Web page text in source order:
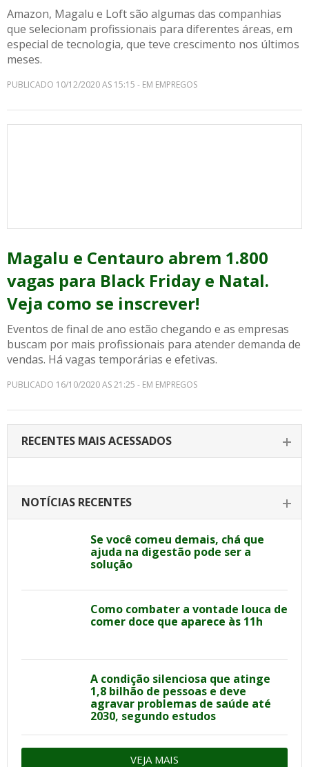
Amazon, Magalu e Loft são algumas das companhias
que selecionam profissionais para diferentes áreas, em
especial de tecnologia, que teve crescimento nos últimos
meses.
PUBLICADO 10/12/2020 AS 15:15 - EM EMPREGOS
Magalu e Centauro abrem 1.800
vagas para Black Friday e Natal.
Veja como se inscrever!
Eventos de final de ano estão chegando e as empresas
buscam por mais profissionais para atender demanda de
vendas. Há vagas temporárias e efetivas.
PUBLICADO 16/10/2020 AS 21:25 - EM EMPREGOS
RECENTES MAIS ACESSADOS
NOTÍCIAS RECENTES
Se você comeu demais, chá que
ajuda na digestão pode ser a
solução
Como combater a vontade louca de
comer doce que aparece às 11h
A condição silenciosa que atinge
1,8 bilhão de pessoas e deve
agravar problemas de saúde até
2030, segundo estudos
VEJA MAIS